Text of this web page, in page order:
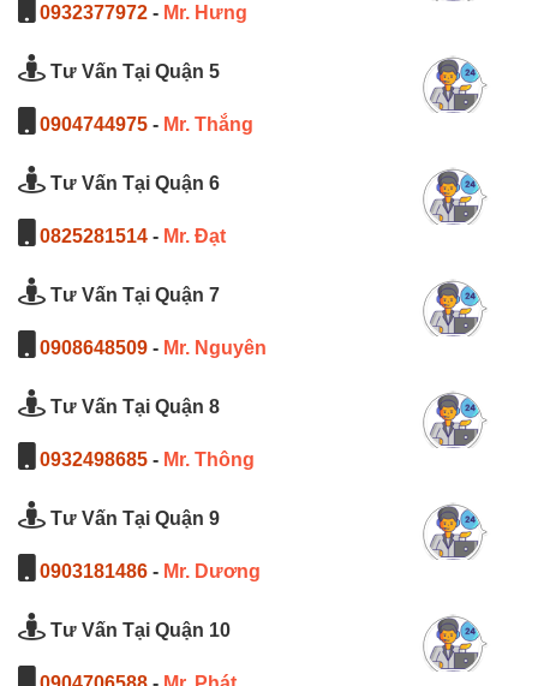
0932377972 - Mr. Hưng
Tư Vấn Tại Quận 5
0904744975 - Mr. Thắng
Tư Vấn Tại Quận 6
0825281514 - Mr. Đạt
Tư Vấn Tại Quận 7
0908648509 - Mr. Nguyên
Tư Vấn Tại Quận 8
0932498685 - Mr. Thông
Tư Vấn Tại Quận 9
0903181486 - Mr. Dương
Tư Vấn Tại Quận 10